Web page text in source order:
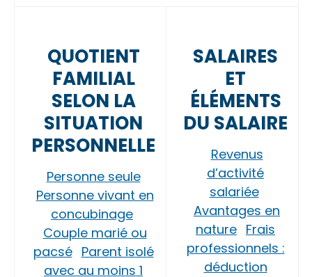
QUOTIENT
FAMILIAL
SELON LA
SITUATION
PERSONNELLE
Personne seule
Personne vivant en
concubinage
Couple marié ou
pacsé Parent isolé
avec au moins 1
SALAIRES
ET
ÉLÉMENTS
DU SALAIRE
Revenus
d’activité
salariée
Avantages en
nature Frais
professionnels :
déduction